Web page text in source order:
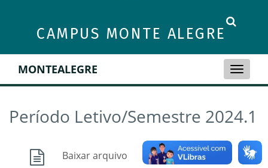
CAMPUS MONTE ALEGRE
Toggle
MONTEALEGRE
Período Letivo/Semestre 2024.1
Baixar arquivo